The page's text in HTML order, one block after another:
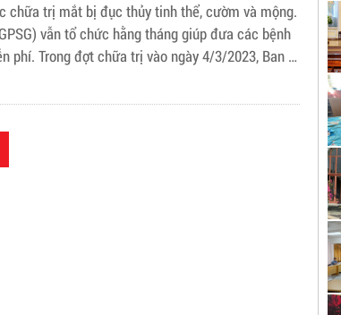
chữa trị mắt bị đục thủy tinh thể, cườm và mộng.
vẫn tổ chức hằng tháng giúp đưa các bệnh
phí. Trong đợt chữa trị vào ngày 4/3/2023, Ban Y
Trung Tâm Mắt Xuân Vũ số 500/6 Nguyễn Chí